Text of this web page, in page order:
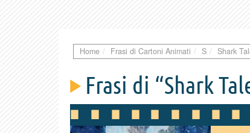
Home Frasi di Cartoni Animati S Shark
Frasi di “Shark